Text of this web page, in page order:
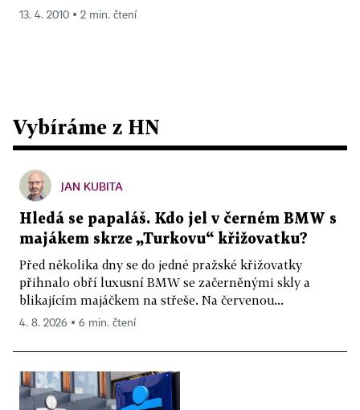
13. 4. 2010 ▪ 2 min. čtení
Vybíráme z HN
JAN KUBITA
Hledá se papaláš. Kdo jel v černém BMW s
majákem skrze „Turkovu“ křižovatku?
Před několika dny se do jedné pražské křižovatky
přihnalo obří luxusní BMW se začerněnými skly a
blikajícím majáčkem na střeše. Na červenou...
4. 8. 2026 ▪ 6 min. čtení